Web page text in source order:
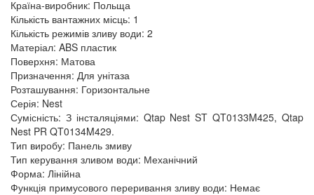
Країна-виробник: Польща
Кількість вантажних місць: 1
Кількість режимів зливу води: 2
Матеріал: ABS пластик
Поверхня: Матова
Призначення: Для унітаза
Розташування: Горизонтальне
Серія: Nest
Сумісність: З інсталяціями: Qtap Nest ST QT0133M425, Qtap
Nest PR QT0134M429.
Тип виробу: Панель змиву
Тип керування зливом води: Механічний
Форма: Лінійна
Функція примусового переривання зливу води: Немає